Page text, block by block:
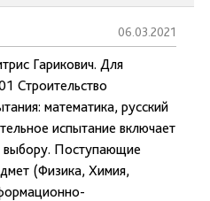
06.03.2021
Гарикович. Для
Строительство
математика, русский
испытание включает
выбору. Поступающие
(Физика, Химия,